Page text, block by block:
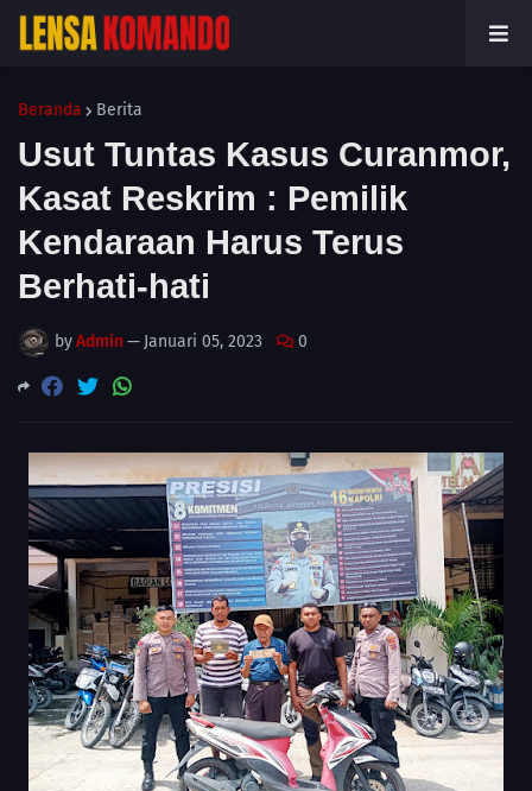
Beranda Berita
Usut Tuntas Kasus Curanmor,
Kasat Reskrim : Pemilik
Kendaraan Harus Terus
Berhati-hati
byAdmin — Januari 05, 2023 0